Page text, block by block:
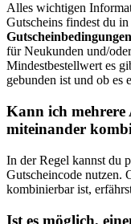
Alles wichtigen
Gutscheins findest du
Gutscheinbedingungen
für Neukunden und/
Mindestbestellwert es
gebunden ist und ob es
Kann ich
miteinander
In der Regel kannst du
Gutscheincode nutzen.
kombinierbar ist,
Ist es möglich,